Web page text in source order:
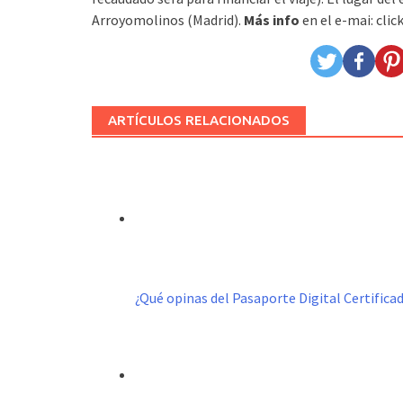
Arroyomolinos (Madrid). Más info en el e-mai:
ARTÍCULOS RELACIONADOS
¿Qué opinas del Pasaporte Digital